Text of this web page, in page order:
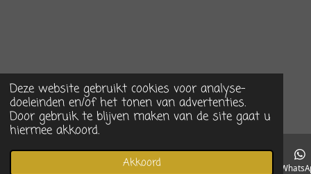
Deze website gebruikt cookies voor analyse-
doeleinden en/of het tonen van advertenties.
Door gebruik te blijven maken van de site gaat u
hiermee akkoord.
Akkoord
Telefoonnummer